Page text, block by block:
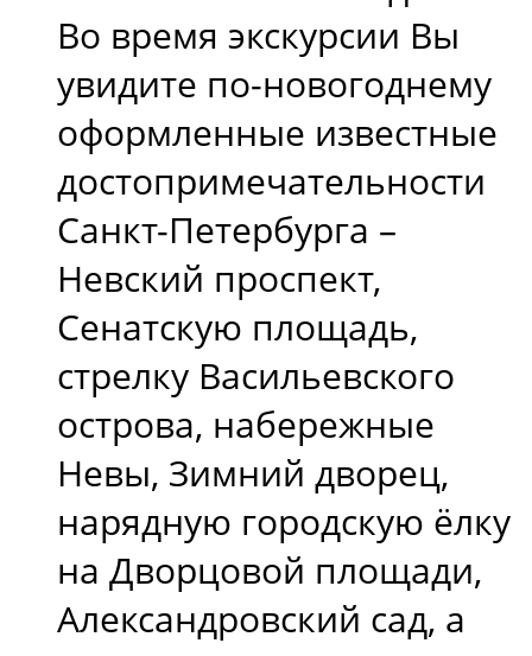
Во время экскурсии Вы
увидите по-новогоднему
оформленные известные
достопримечательности
Санкт-Петербурга –
Невский проспект,
Сенатскую площадь,
стрелку Васильевского
острова, набережные
Невы, Зимний дворец,
нарядную городскую ёлку
на Дворцовой площади,
Александровский сад, а